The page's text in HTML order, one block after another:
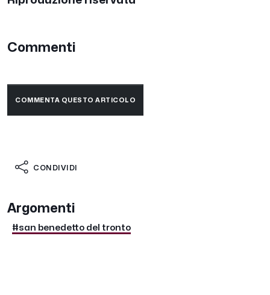
Commenti
COMMENTA QUESTO ARTICOLO
CONDIVIDI
Argomenti
#san benedetto del tronto